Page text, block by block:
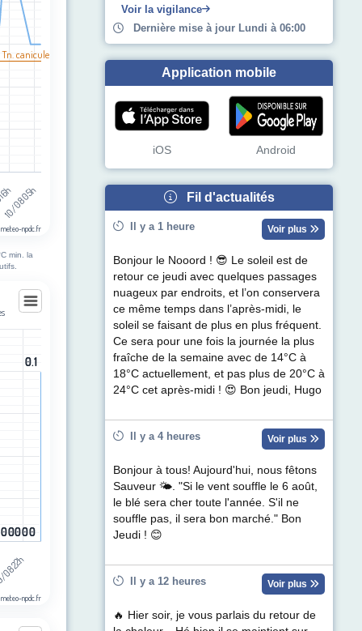
(°C). Data ranges from 10 to 29.
10/08 05h
meteo-npdc.fr
canicule
min. la
de précipitations (mm). Data ranges from 0 to 0.1.
0
00
00
00
00
0
0.1
0.1
22h
meteo-npdc.fr
Voir la vigilance
Dernière mise à jour Lundi à 06:00
Application mobile
iOS Android
Fil d'actualités
Il y a 1 heure Voir plus
Bonjour le Nooord ! 😎 Le soleil est de
retour ce jeudi avec quelques passages
nuageux par endroits, et l’on conservera
ce même temps dans l’après-midi, le
soleil se faisant de plus en plus fréquent.
Ce sera pour une fois la journée la plus
fraîche de la semaine avec de 14°C à
18°C actuellement, et pas plus de 20°C à
24°C cet après-midi ! 😍 Bon jeudi, Hugo
Il y a 4 heures Voir plus
Bonjour à tous! Aujourd'hui, nous fêtons
Sauveur 🌤. "Si le vent souffle le 6 août,
le blé sera cher toute l'année. S'il ne
souffle pas, il sera bon marché." Bon
Jeudi ! 😊
Il y a 12 heures Voir plus
🔥 Hier soir, je vous parlais du retour de